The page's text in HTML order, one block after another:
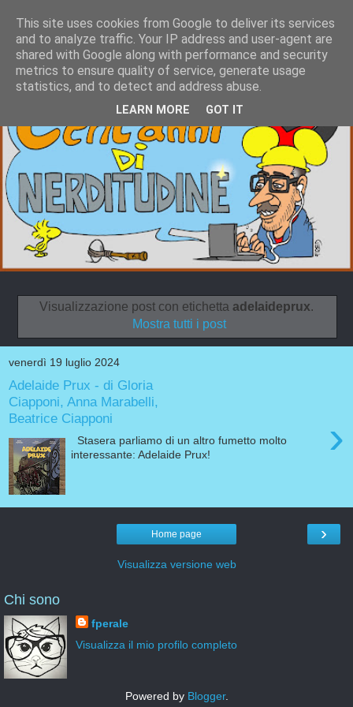
Visualizzazione post con etichetta adelaideprux.
Mostra tutti i post
venerdì 19 luglio 2024
Adelaide Prux - di Gloria
Ciapponi, Anna Marabelli,
Beatrice Ciapponi
›
Stasera parliamo di un altro fumetto molto
interessante: Adelaide Prux!
›
Home page
Visualizza versione web
Chi sono
fperale
Visualizza il mio profilo completo
Powered by Blogger.
This site uses cookies from Google to deliver its services
and to analyze traffic. Your IP address and user-agent are
shared with Google along with performance and security
metrics to ensure quality of service, generate usage
statistics, and to detect and address abuse.
LEARN MORE GOT IT